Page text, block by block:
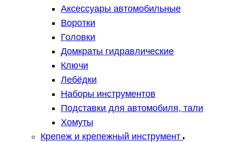
Аксессуары автомобильные
Воротки
Головки
Домкраты гидравлические
Ключи
Лебёдки
Наборы инструментов
Подставки для автомобиля, тали
Хомуты
Крепеж и крепежный инструмент